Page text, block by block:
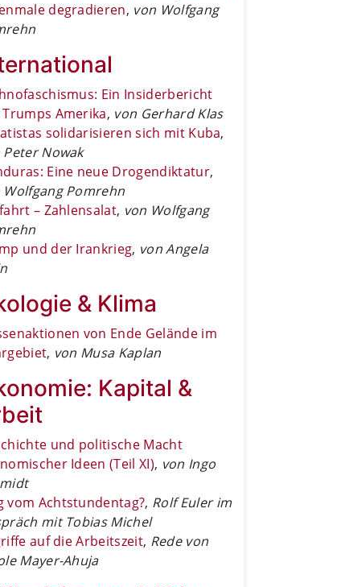
degradieren, von Wolfgang
Ein Insiderbericht
Amerika, von Gerhard Klas
solidarisieren sich mit Kuba,
Peter Nowak
Eine neue Drogendiktatur,
Wolfgang Pomrehn
– Zahlensalat, von Wolfgang
und der Irankrieg, von Angela
& Klima
von Ende Gelände im
, von Musa Kaplan
Kapital &
und politische Macht
Ideen (Teil XI), von Ingo
vom Achtstundentag?, Rolf Euler im
mit Tobias Michel
auf die Arbeitszeit, Rede von
Mayer-Ahuja